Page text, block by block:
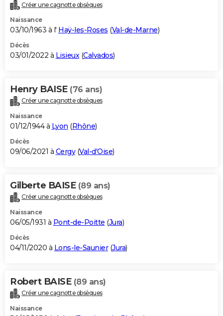
Créer une cagnotte obsèques
Naissance
03/10/1963 à l' Haÿ-les-Roses (Val-de-Marne)
Décès
03/01/2022 à Lisieux(Calvados)
Henry BAISE (76 ans)
Créer une cagnotte obsèques
Naissance
01/12/1944 à Lyon (Rhône)
Décès
09/06/2021 à Cergy(Val-d'Oise)
Gilberte BAISE (89 ans)
Créer une cagnotte obsèques
Naissance
06/05/1931 à Pont-de-Poitte (Jura)
Décès
04/11/2020 à Lons-le-Saunier(Jura)
Robert BAISE (89 ans)
Créer une cagnotte obsèques
Naissance